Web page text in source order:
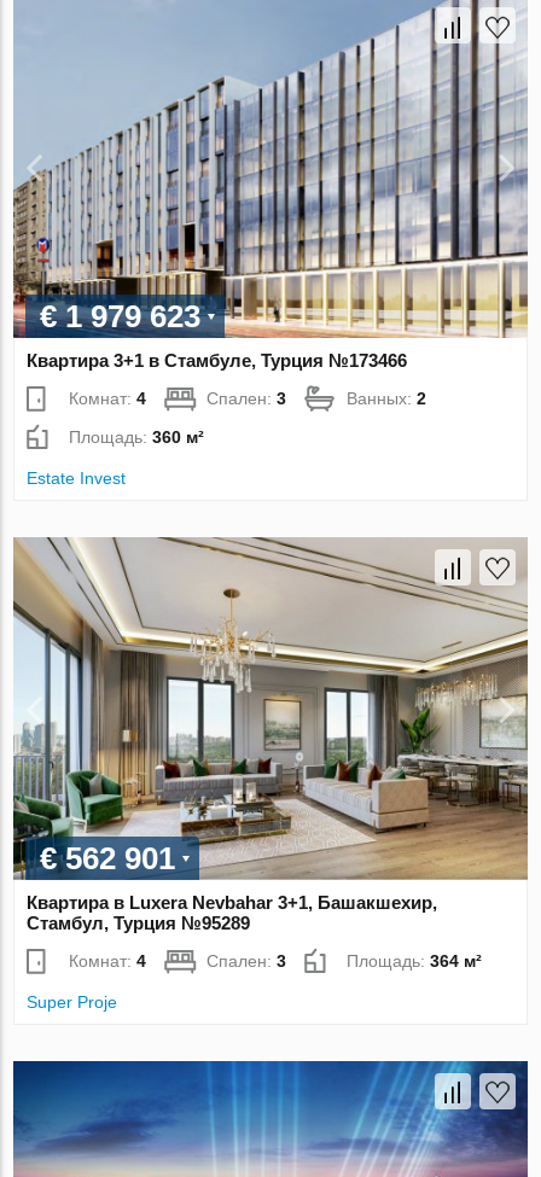
€ 1 979 623
Квартира 3+1 в Стамбуле, Турция №173466
Комнат:4 Спален:3 Ванных:2
Площадь:360 м²
Estate Invest
€ 562 901
Квартира в Luxera Nevbahar 3+1, Башакшехир,
Стамбул, Турция №95289
Комнат:4 Спален:3 Площадь:364 м²
Super Proje